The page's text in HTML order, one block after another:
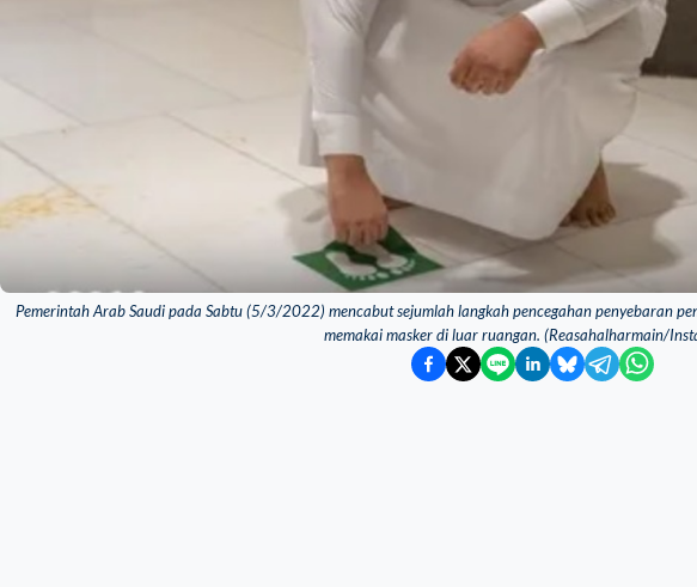
Pemerintah Arab Saudi pada Sabtu (5/3/2022) mencabut sejumlah langkah pencegahan penyebaran
memakai masker di luar ruangan. (Reasahalharmain/